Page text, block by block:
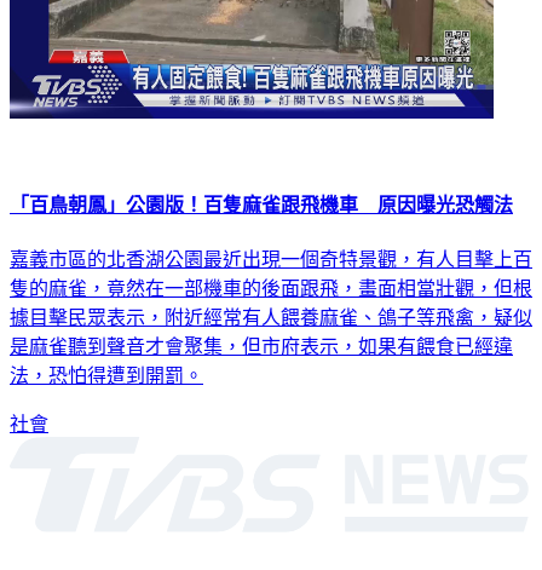
「百鳥朝鳳」公園版！百隻麻雀跟飛機車 原因曝光恐觸法
嘉義市區的北香湖公園最近出現一個奇特景觀，有人目擊上百
隻的麻雀，竟然在一部機車的後面跟飛，畫面相當壯觀，但根
據目擊民眾表示，附近經常有人餵養麻雀、鴿子等飛禽，疑似
是麻雀聽到聲音才會聚集，但市府表示，如果有餵食已經違
法，恐怕得遭到開罰。
社會